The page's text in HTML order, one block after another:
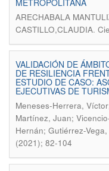
METROPOLITANA
ARECHABALA
CASTILLO,CLAUDIA.
VALIDACIÓN DE
DE RESILIENCIA
ESTUDIO DE CASO:
EJECUTIVAS DE
Meneses-Herrera,
Martínez, Juan;
Hernán; Gutiérrez-
(2021); 82-104